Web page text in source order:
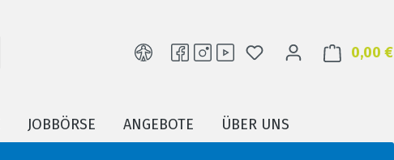
DU HAST 0 0,00 €
JOBBÖRSE ANGEBOTE ÜBER UNS